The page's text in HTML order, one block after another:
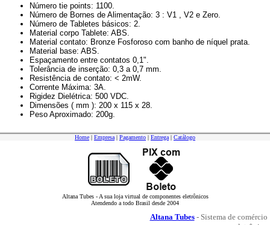
Número tie points: 1100.
Número de Bornes de Alimentação: 3 : V1 , V2 e Zero.
Número de Tabletes básicos: 2.
Material corpo Tablete: ABS.
Material contato: Bronze Fosforoso com banho de níquel prata.
Material base: ABS.
Espaçamento entre contatos 0,1".
Tolerância de inserção: 0,3 a 0,7 mm.
Resistência de contato: < 2mW.
Corrente Máxima: 3A.
Rigidez Dielétrica: 500 VDC.
Dimensões ( mm ): 200 x 115 x 28.
Peso Aproximado: 200g.
Home | Empresa | Pagamento | Entrega | Catálogo
Altana Tubes - A sua loja virtual de componentes eletrônicos
Atendendo a todo Brasil desde 2004
Altana Tubes- Sistema de comércio